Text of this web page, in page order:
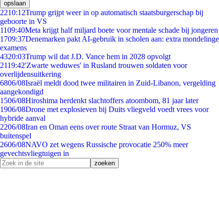
opslaan
2210:12Trump grijpt weer in op automatisch staatsburgerschap bij
geboorte in VS
1109:40Meta krijgt half miljard boete voor mentale schade bij jongeren
1709:37Denemarken pakt AI-gebruik in scholen aan: extra mondelinge
examens
4320:03Trump wil dat J.D. Vance hem in 2028 opvolgt
2119:42'Zwarte weduwes' in Rusland trouwen soldaten voor
overlijdensuitkering
6806/08Israël meldt dood twee militairen in Zuid-Libanon, vergelding
aangekondigd
1506/08Hiroshima herdenkt slachtoffers atoombom, 81 jaar later
1906/08Drone met explosieven bij Duits vliegveld voedt vrees voor
hybride aanval
2206/08Iran en Oman eens over route Straat van Hormuz, VS
buitenspel
2606/08NAVO zet wegens Russische provocatie 250% meer
gevechtsvliegtuigen in